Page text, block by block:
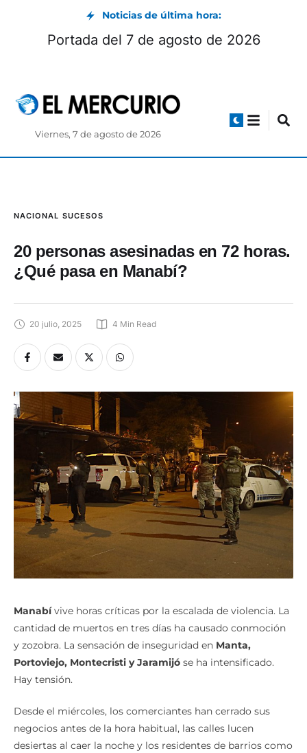
Noticias de última hora:
Portada del 7 de agosto de 2026
Viernes, 7 de agosto de 2026
NACIONAL SUCESOS
20 personas asesinadas en 72 horas.
¿Qué pasa en Manabí?
20 julio, 2025 4 Min Read
Manabívive horas críticas por la escalada de violencia. La
cantidad de muertos en tres días ha causado conmoción
y zozobra. La sensación de inseguridad en Manta,
Portoviejo, Montecristi y Jaramijó se ha intensificado.
Hay tensión.
Desde el miércoles, los comerciantes han cerrado sus
negocios antes de la hora habitual, las calles lucen
desiertas al caer la noche y los residentes de barrios como